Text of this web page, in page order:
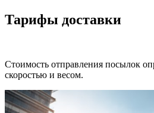
Тарифы доставки
Стоимость отправления посылок
скоростью и весом.